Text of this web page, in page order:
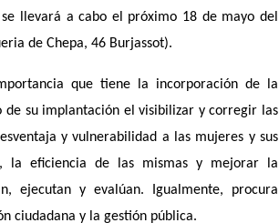
llevará a cabo el próximo 18 de mayo del
de Chepa, 46 Burjassot).
que tiene la incorporación de la
de su implantación el visibilizar y corregir las
y vulnerabilidad a las mujeres y sus
la eficiencia de las mismas y mejorar la
ejecutan y evalúan. Igualmente, procura
ciudadana y la gestión pública.